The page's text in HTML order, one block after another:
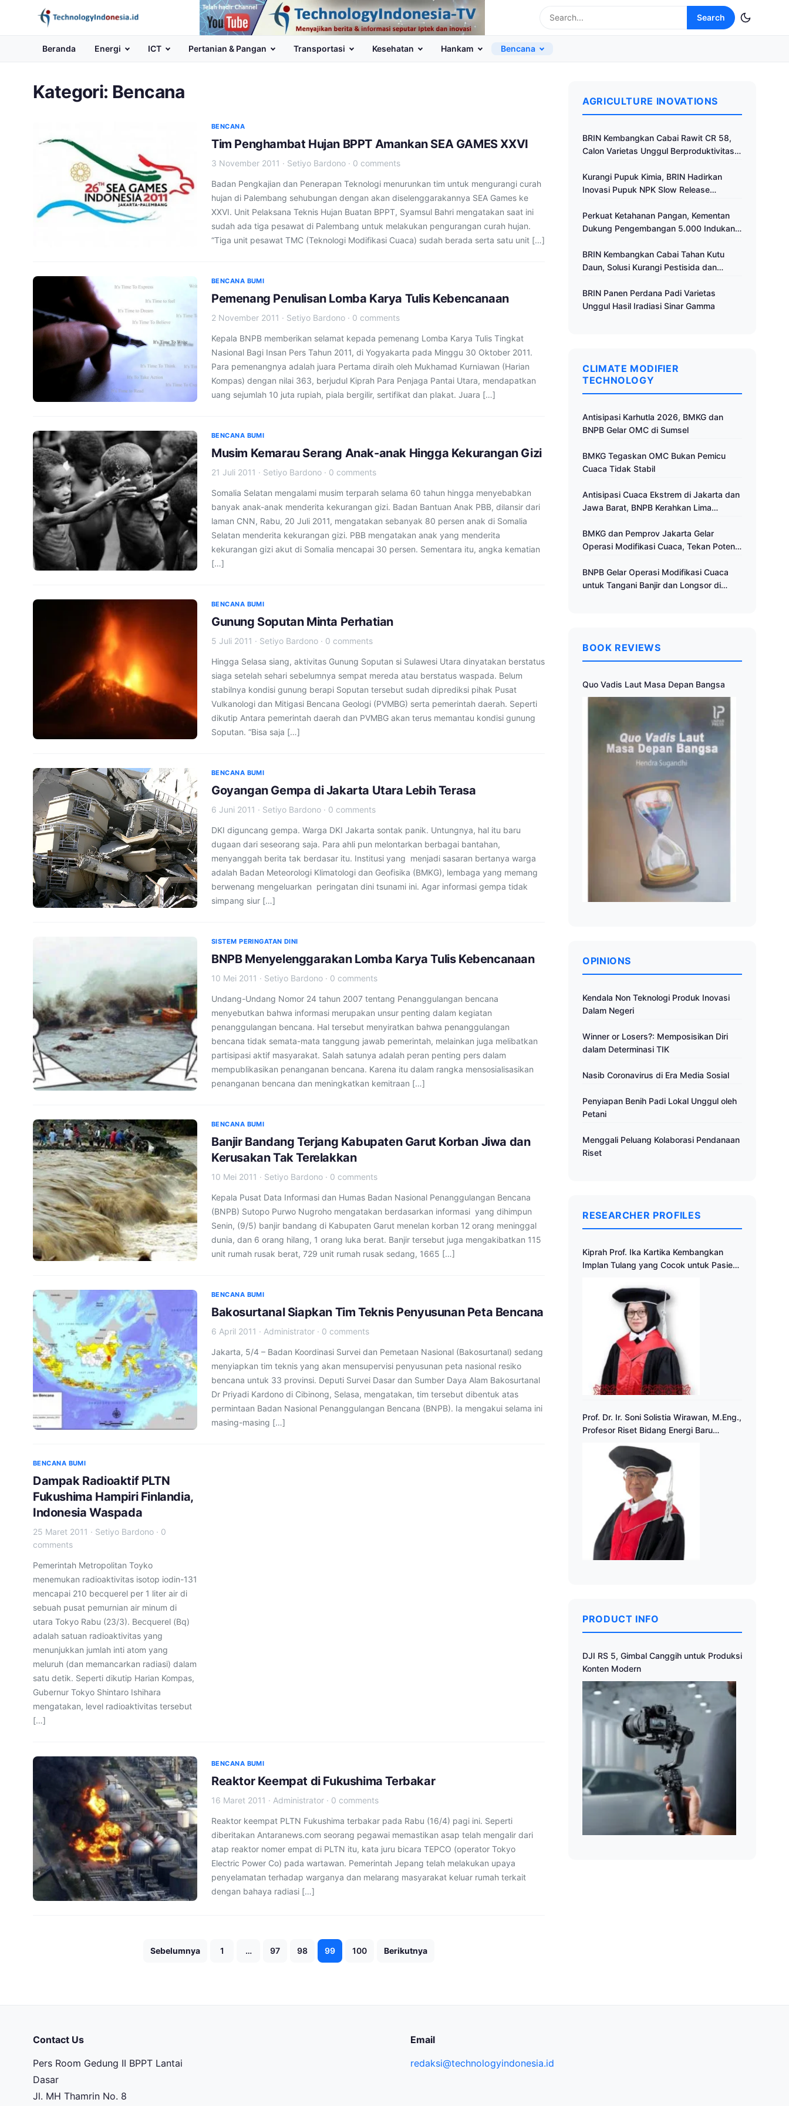
Channel
Youtube
Search
Beranda Energi ICT Pertanian & Pangan Transportasi Kesehatan Hankam Bencana
Kategori: Bencana
BENCANA
Tim Penghambat Hujan BPPT Amankan SEA GAMES XXVI
3 November 2011 · Setiyo Bardono · 0 comments
Badan Pengkajian dan Penerapan Teknologi menurunkan tim untuk mengurangi curah
hujan di Palembang sehubungan dengan akan diselenggarakannya SEA Games ke
XXVI. Unit Pelaksana Teknis Hujan Buatan BPPT, Syamsul Bahri mengatakan saat ini
sudah ada tiga pesawat di Palembang untuk melakukan pengurangan curah hujan.
“Tiga unit pesawat TMC (Teknologi Modifikasi Cuaca) sudah berada serta satu unit […]
BENCANA BUMI
Pemenang Penulisan Lomba Karya Tulis Kebencanaan
2 November 2011 · Setiyo Bardono · 0 comments
Kepala BNPB memberikan selamat kepada pemenang Lomba Karya Tulis Tingkat
Nasional Bagi Insan Pers Tahun 2011, di Yogyakarta pada Minggu 30 Oktober 2011.
Para pemenangnya adalah juara Pertama diraih oleh Mukhamad Kurniawan (Harian
Kompas) dengan nilai 363, berjudul Kiprah Para Penjaga Pantai Utara, mendapatkan
uang sejumlah 10 juta rupiah, piala bergilir, sertifikat dan plakat. Juara […]
BENCANA BUMI
Musim Kemarau Serang Anak-anak Hingga Kekurangan Gizi
21 Juli 2011 · Setiyo Bardono · 0 comments
Somalia Selatan mengalami musim terparah selama 60 tahun hingga menyebabkan
banyak anak-anak menderita kekurangan gizi. Badan Bantuan Anak PBB, dilansir dari
laman CNN, Rabu, 20 Juli 2011, mengatakan sebanyak 80 persen anak di Somalia
Selatan menderita kekurangan gizi. PBB mengatakan anak yang menderita
kekurangan gizi akut di Somalia mencapai 30 persen. Sementara itu, angka kematian
[…]
BENCANA BUMI
Gunung Soputan Minta Perhatian
5 Juli 2011 · Setiyo Bardono · 0 comments
Hingga Selasa siang, aktivitas Gunung Soputan si Sulawesi Utara dinyatakan berstatus
siaga setelah sehari sebelumnya sempat mereda atau berstatus waspada. Belum
stabilnya kondisi gunung berapi Soputan tersebut sudah diprediksi pihak Pusat
Vulkanologi dan Mitigasi Bencana Geologi (PVMBG) serta pemerintah daerah. Seperti
dikutip Antara pemerintah daerah dan PVMBG akan terus memantau kondisi gunung
Soputan. “Bisa saja […]
BENCANA BUMI
Goyangan Gempa di Jakarta Utara Lebih Terasa
6 Juni 2011 · Setiyo Bardono · 0 comments
DKI diguncang gempa. Warga DKI Jakarta sontak panik. Untungnya, hal itu baru
dugaan dari seseorang saja. Para ahli pun melontarkan berbagai bantahan,
menyanggah berita tak berdasar itu. Institusi yang menjadi sasaran bertanya warga
adalah Badan Meteorologi Klimatologi dan Geofisika (BMKG), lembaga yang memang
berwenang mengeluarkan peringatan dini tsunami ini. Agar informasi gempa tidak
simpang siur […]
SISTEM PERINGATAN DINI
BNPB Menyelenggarakan Lomba Karya Tulis Kebencanaan
10 Mei 2011 · Setiyo Bardono · 0 comments
Undang-Undang Nomor 24 tahun 2007 tentang Penanggulangan bencana
menyebutkan bahwa informasi merupakan unsur penting dalam kegiatan
penanggulangan bencana. Hal tersebut menyiratkan bahwa penanggulangan
bencana tidak semata-mata tanggung jawab pemerintah, melainkan juga melibatkan
partisipasi aktif masyarakat. Salah satunya adalah peran penting pers dalam
mempublikasikan penanganan bencana. Karena itu dalam rangka mensosialisasikan
penanganan bencana dan meningkatkan kemitraan […]
BENCANA BUMI
Banjir Bandang Terjang Kabupaten Garut Korban Jiwa dan
Kerusakan Tak Terelakkan
10 Mei 2011 · Setiyo Bardono · 0 comments
Kepala Pusat Data Informasi dan Humas Badan Nasional Penanggulangan Bencana
(BNPB) Sutopo Purwo Nugroho mengatakan berdasarkan informasi yang dihimpun
Senin, (9/5) banjir bandang di Kabupaten Garut menelan korban 12 orang meninggal
dunia, dan 6 orang hilang, 1 orang luka berat. Banjir tersebut juga mengakibatkan 115
unit rumah rusak berat, 729 unit rumah rusak sedang, 1665 […]
BENCANA BUMI
Bakosurtanal Siapkan Tim Teknis Penyusunan Peta Bencana
6 April 2011 · Administrator · 0 comments
Jakarta, 5/4 – Badan Koordinasi Survei dan Pemetaan Nasional (Bakosurtanal) sedang
menyiapkan tim teknis yang akan mensupervisi penyusunan peta nasional resiko
bencana untuk 33 provinsi. Deputi Survei Dasar dan Sumber Daya Alam Bakosurtanal
Dr Priyadi Kardono di Cibinong, Selasa, mengatakan, tim tersebut dibentuk atas
permintaan Badan Nasional Penanggulangan Bencana (BNPB). Ia mengakui selama ini
masing-masing […]
BENCANA BUMI
Dampak Radioaktif PLTN
Fukushima Hampiri Finlandia,
Indonesia Waspada
25 Maret 2011 · Setiyo Bardono · 0
comments
Pemerintah Metropolitan Toyko
menemukan radioaktivitas isotop iodin-131
mencapai 210 becquerel per 1 liter air di
sebuah pusat pemurnian air minum di
utara Tokyo Rabu (23/3). Becquerel (Bq)
adalah satuan radioaktivitas yang
menunjukkan jumlah inti atom yang
meluruh (dan memancarkan radiasi) dalam
satu detik. Seperti dikutip Harian Kompas,
Gubernur Tokyo Shintaro Ishihara
mengatakan, level radioaktivitas tersebut
[…]
BENCANA BUMI
Reaktor Keempat di Fukushima Terbakar
16 Maret 2011 · Administrator · 0 comments
Reaktor keempat PLTN Fukushima terbakar pada Rabu (16/4) pagi ini. Seperti
diberitakan Antaranews.com seorang pegawai memastikan asap telah mengalir dari
atap reaktor nomer empat di PLTN itu, kata juru bicara TEPCO (operator Tokyo
Electric Power Co) pada wartawan. Pemerintah Jepang telah melakukan upaya
penyelamatan terhadap warganya dan melarang masyarakat keluar rumah terkait
dengan bahaya radiasi […]
Paginasi
Sebelumnya 1 … 97 98 99 100 Berikutnya
AGRICULTURE INOVATIONS
BRIN Kembangkan Cabai Rawit CR 58,
Calon Varietas Unggul Berproduktivitas
Kurangi Pupuk Kimia, BRIN Hadirkan
Inovasi Pupuk NPK Slow Release
Perkuat Ketahanan Pangan, Kementan
Dukung Pengembangan 5.000 Indukan
BRIN Kembangkan Cabai Tahan Kutu
Daun, Solusi Kurangi Pestisida dan
BRIN Panen Perdana Padi Varietas
Unggul Hasil Iradiasi Sinar Gamma
CLIMATE MODIFIER
TECHNOLOGY
Antisipasi Karhutla 2026, BMKG dan
BNPB Gelar OMC di Sumsel
BMKG Tegaskan OMC Bukan Pemicu
Cuaca Tidak Stabil
Antisipasi Cuaca Ekstrem di Jakarta dan
Jawa Barat, BNPB Kerahkan Lima
Cuaca
BMKG dan Pemprov Jakarta Gelar
Operasi Modifikasi Cuaca, Tekan Potensi
BNPB Gelar Operasi Modifikasi Cuaca
untuk Tangani Banjir dan Longsor di
BOOK REVIEWS
Quo Vadis Laut Masa Depan Bangsa
OPINIONS
Kendala Non Teknologi Produk Inovasi
Dalam Negeri
Winner or Losers?: Memposisikan Diri
dalam Determinasi TIK
Nasib Coronavirus di Era Media Sosial
Penyiapan Benih Padi Lokal Unggul oleh
Petani
Menggali Peluang Kolaborasi Pendanaan
Riset
RESEARCHER PROFILES
Kiprah Prof. Ika Kartika Kembangkan
Implan Tulang yang Cocok untuk Pasien
Prof. Dr. Ir. Soni Solistia Wirawan, M.Eng.,
Profesor Riset Bidang Energi Baru
PRODUCT INFO
DJI RS 5, Gimbal Canggih untuk Produksi
Konten Modern
Contact Us
Pers Room Gedung II BPPT Lantai
Dasar
Jl. MH Thamrin No. 8
Email
redaksi@technologyindonesia.id